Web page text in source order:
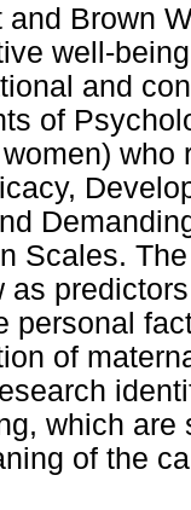
and Brown
well-
and
of
Scales.
as
personal
of
which
of the